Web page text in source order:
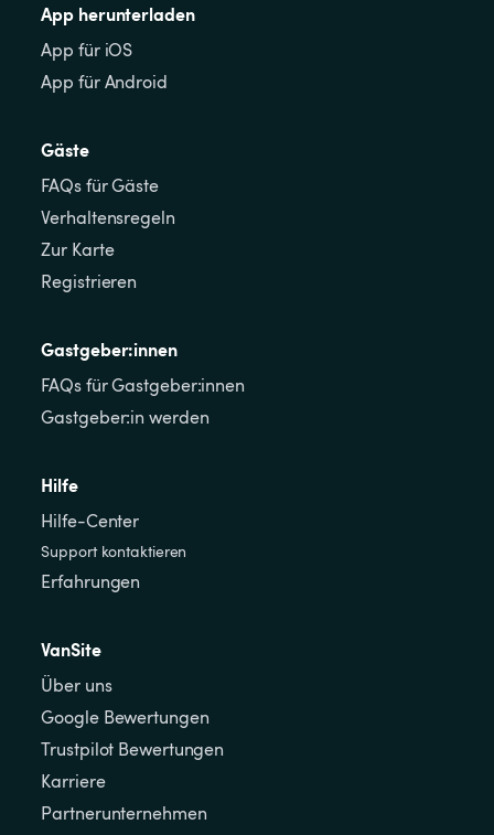
App herunterladen
App für iOS
App für Android
Gäste
FAQs für Gäste
Verhaltensregeln
Zur Karte
Registrieren
Gastgeber:innen
FAQs für Gastgeber:innen
Gastgeber:in werden
Hilfe
Hilfe-Center
Support kontaktieren
Erfahrungen
VanSite
Über uns
Google Bewertungen
Trustpilot Bewertungen
Karriere
Partnerunternehmen